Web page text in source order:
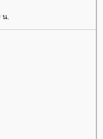
น.